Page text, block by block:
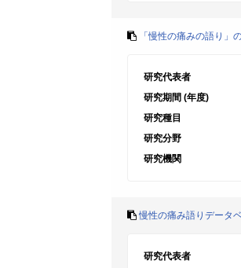
「慢性の痛みの語り」
研究代表者
研究期間 (年度)
研究種目
研究分野
研究機関
慢性の痛み語りデータ
研究代表者